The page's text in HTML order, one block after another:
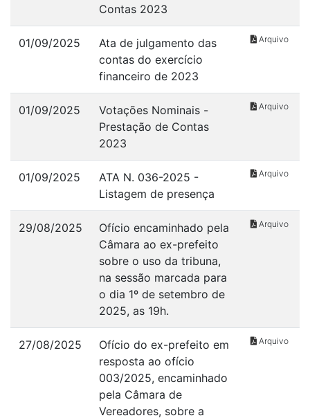
Contas 2023
01/09/2025
Ata de julgamento das
contas do exercício
financeiro de 2023
Arquivo
01/09/2025
Votações Nominais -
Prestação de Contas
2023
Arquivo
01/09/2025
ATA N. 036-2025 -
Listagem de presença
Arquivo
29/08/2025
Ofício encaminhado pela
Câmara ao ex-prefeito
sobre o uso da tribuna,
na sessão marcada para
o dia 1º de setembro de
2025, as 19h.
Arquivo
27/08/2025
Ofício do ex-prefeito em
resposta ao ofício
003/2025, encaminhado
pela Câmara de
Vereadores, sobre a
Arquivo